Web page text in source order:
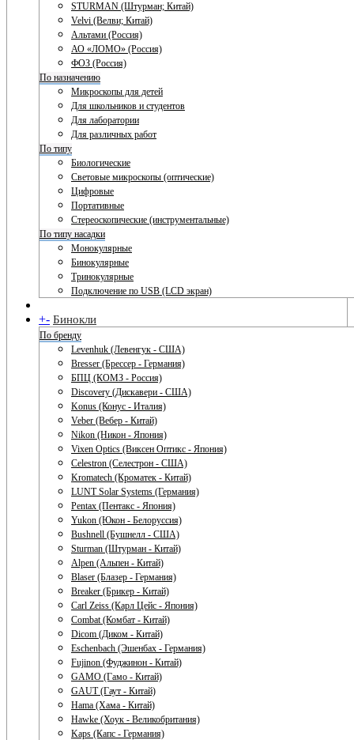
STURMAN (Штурман; Китай)
Velvi (Велви; Китай)
Альтами (Россия)
АО «ЛОМО» (Россия)
ФОЗ (Россия)
По назначению
Микроскопы для детей
Для школьников и студентов
Для лаборатории
Для различных работ
По типу
Биологические
Световые микроскопы (оптические)
Цифровые
Портативные
Стереоскопические (инструментальные)
По типу насадки
Монокулярные
Бинокулярные
Тринокулярные
Подключение по USB (LCD экран)
+- Бинокли
По бренду
Levenhuk (Левенгук - США)
Bresser (Брессер - Германия)
БПЦ (КОМЗ - Россия)
Discovery (Дискавери - США)
Konus (Конус - Италия)
Veber (Вебер - Китай)
Nikon (Никон - Япония)
Vixen Optics (Виксен Оптикс - Япония)
Celestron (Селестрон - США)
Kromatech (Кроматек - Китай)
LUNT Solar Systems (Германия)
Pentax (Пентакс - Япония)
Yukon (Юкон - Белоруссия)
Bushnell (Бушнелл - США)
Sturman (Штурман - Китай)
Alpen (Альпен - Китай)
Blaser (Блазер - Германия)
Breaker (Брикер - Китай)
Carl Zeiss (Карл Цейс - Япония)
Combat (Комбат - Китай)
Dicom (Диком - Китай)
Eschenbach (Эшенбах - Германия)
Fujinon (Фуджинон - Китай)
GAMO (Гамо - Китай)
GAUT (Гаут - Китай)
Hama (Хама - Китай)
Hawke (Хоук - Великобритания)
Kaps (Капс - Германия)